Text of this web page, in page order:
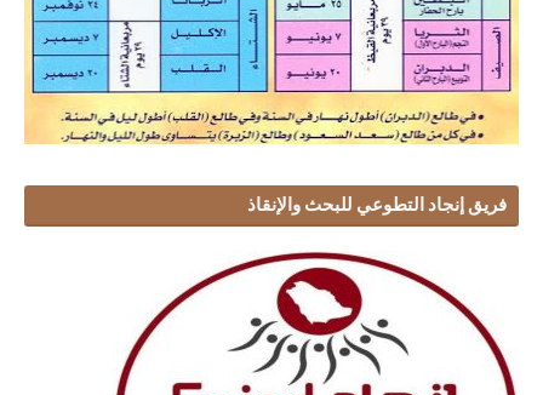
فريق إنجاد التطوعي للبحث والإنقاذ